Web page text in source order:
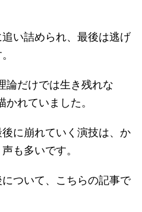
い詰められ、最後は逃げ
論だけでは生き残れな
れていました。
に崩れていく演技は、か
も多いです。
ついて、こちらの記事で